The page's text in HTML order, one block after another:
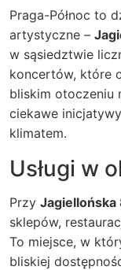
Praga-Północ to
artystyczne –
w sąsiedztwie
koncertów, które
bliskim otoczeniu
ciekawe
klimatem.
Usługi w
Przy Jagiellońska
sklepów,
To miejsce, w
bliskiej